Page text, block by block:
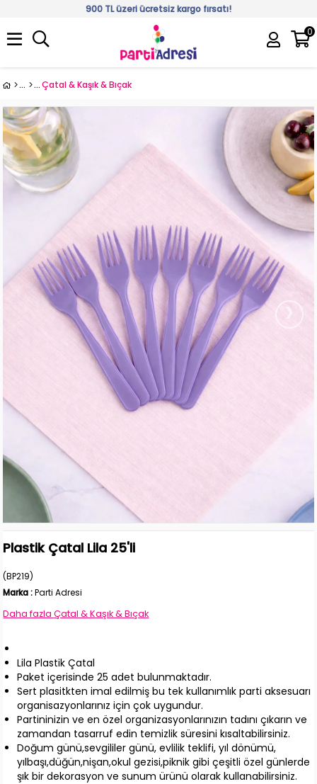
900 TL üzeri ücretsiz kargo fırsatı!
0
Üye Girişi
Çatal & Kaşık & Bıçak
›
Plastik Çatal Lila 25'li
(BP219)
Marka : Parti Adresi
Daha fazlaÇatal & Kaşık & Bıçak
Lila Plastik Çatal
Paket içerisinde 25 adet bulunmaktadır.
Sert plasitkten imal edilmiş bu tek kullanımlık parti aksesuarı
organisazyonlarınız için çok uygundur.
Partininizin ve en özel organizasyonlarınızın tadını çıkarın ve
zamandan tasarruf edin temizlik süresini kısaltabilirsiniz.
Doğum günü,sevgililer günü, evlilik teklifi, yıl dönümü,
yılbaşı,düğün,nişan,okul gezisi,piknik gibi çeşitli özel günlerde
şık bir dekorasyon ve sunum ürünü olarak kullanabilirsiniz.